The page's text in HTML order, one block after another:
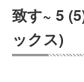
プレミアム
致す~ 5
ックス)